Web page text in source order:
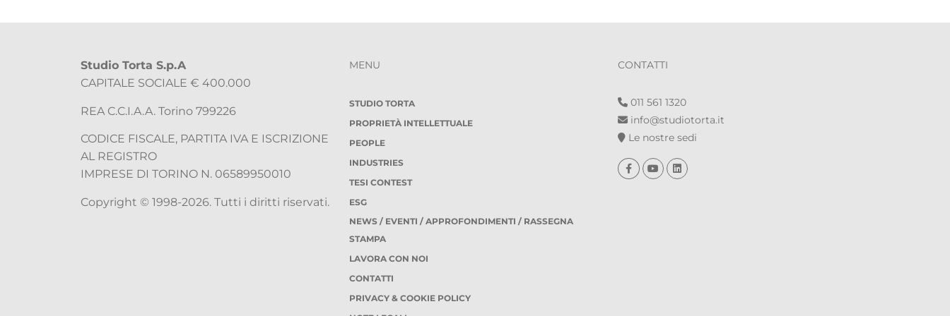
Studio Torta S.p.A
CAPITALE SOCIALE € 400.000
REA C.C.I.A.A. Torino 799226
CODICE FISCALE, PARTITA IVA E ISCRIZIONE
AL REGISTRO
IMPRESE DI TORINO N. 06589950010
Copyright © 1998-2026. Tutti i diritti riservati.
MENU
STUDIO TORTA
PROPRIETÀ INTELLETTUALE
PEOPLE
INDUSTRIES
TESI CONTEST
ESG
NEWS / EVENTI / APPROFONDIMENTI / RASSEGNA
STAMPA
LAVORA CON NOI
CONTATTI
PRIVACY & COOKIE POLICY
CONTATTI
011 561 1320
info@studiotorta.it
Le nostre sedi